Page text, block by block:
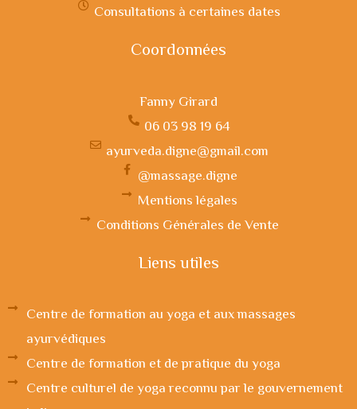
Consultations à certaines dates
Coordonnées
Fanny Girard
06 03 98 19 64
ayurveda.digne@gmail.com
@massage.digne
Mentions légales
Conditions Générales de Vente
Liens utiles
Centre de formation au yoga et aux massages
ayurvédiques
Centre de formation et de pratique du yoga
Centre culturel de yoga reconnu par le gouvernement